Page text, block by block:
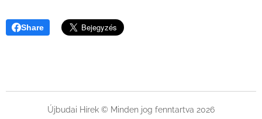
Share
Újbudai Hírek © Minden jog fenntartva 2026